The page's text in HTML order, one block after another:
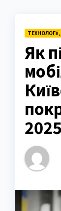
Як
2025